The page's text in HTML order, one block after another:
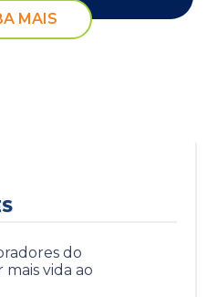
MAIS
do
vida ao